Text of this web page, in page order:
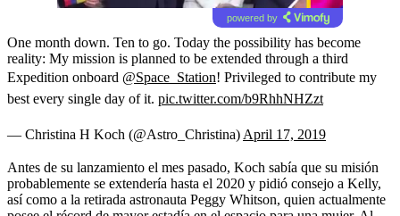
powered by
One month down. Ten to go. Today the possibility has become
reality: My mission is planned to be extended through a third
Expedition onboard @Space_Station! Privileged to contribute my
best every single day of it. pic.twitter.com/b9RhhNHZzt
— Christina H Koch (@Astro_Christina) April 17, 2019
Antes de su lanzamiento el mes pasado, Koch sabía que su misión
probablemente se extendería hasta el 2020 y pidió consejo a Kelly,
así como a la retirada astronauta Peggy Whitson, quien actualmente